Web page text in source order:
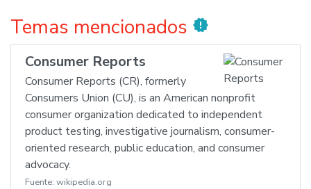
Temas mencionados new_releases
Consumer Reports
Consumer Reports (CR), formerly
Consumers Union (CU), is an American nonprofit
consumer organization dedicated to independent
product testing, investigative journalism, consumer-
oriented research, public education, and consumer
advocacy.
Fuente: wikipedia.org